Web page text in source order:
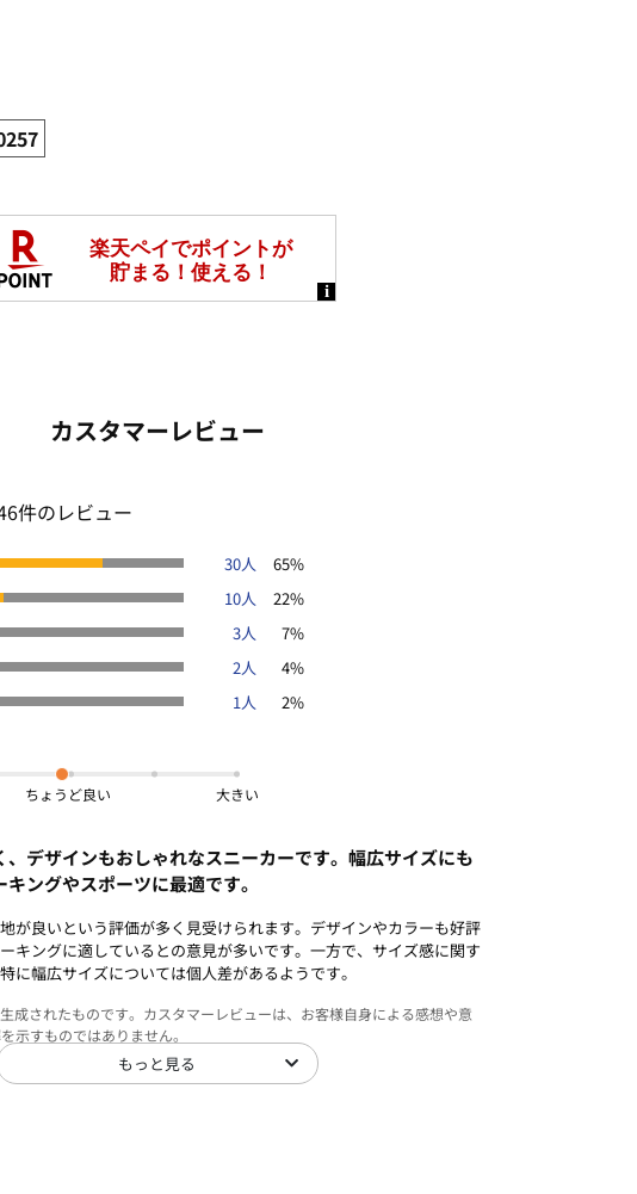
カスタマーレビュー
件のレビュー
30人
65%
10人
22%
3人
7%
2人
4%
1人
2%
大きい
デザインもおしゃれなスニーカーです。幅広サイズにも
ングやスポーツに最適です。
が良いという評価が多く見受けられます。デザインやカラーも好評
キングに適しているとの意見が多いです。一方で、サイズ感に関す
に幅広サイズについては個人差があるようです。
成されたものです。カスタマーレビューは、お客様自身による感想や意
示すものではありません。
もっと見る